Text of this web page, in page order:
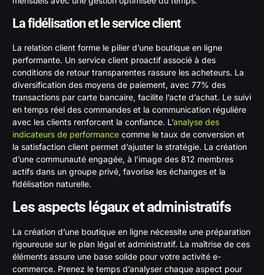
La fidélisation et le service client
La relation client forme le pilier d’une boutique en ligne
performante. Un service client proactif associé à des
conditions de retour transparentes rassure les acheteurs. La
diversification des moyens de paiement, avec 77% des
transactions par carte bancaire, facilite l’acte d’achat. Le suivi
en temps réel des commandes et la communication régulière
avec les clients renforcent la confiance. L’analyse des
indicateurs de performance comme le taux de conversion et
la satisfaction client permet d’ajuster la stratégie. La création
d’une communauté engagée, à l’image des 812 membres
actifs dans un groupe privé, favorise les échanges et la
fidélisation naturelle.
Les aspects légaux et administratifs
La création d’une boutique en ligne nécessite une préparation
rigoureuse sur le plan légal et administratif. La maîtrise de ces
éléments assure une base solide pour votre activité e-
commerce. Prenez le temps d’analyser chaque aspect pour